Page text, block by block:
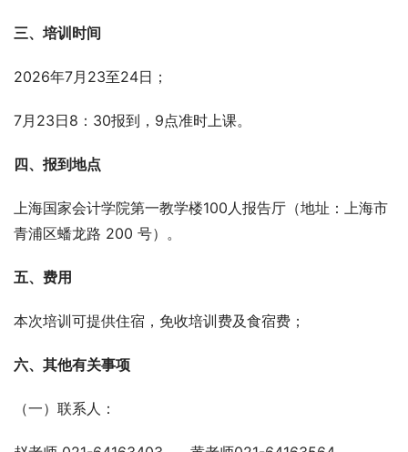
三、培训时间
2026年7月23至24日；
7月23日8：30报到，9点准时上课。
四、报到地点
上海国家会计学院第一教学楼100人报告厅（地址：上海市
青浦区蟠龙路 200 号）。
五、费用
本次培训可提供住宿，免收培训费及食宿费；
六、其他有关事项
（一）联系人：